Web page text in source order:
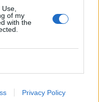
of my
with the
Privacy Policy
Dobříš sází na
Klasiku propojí
programem
Příbramsku přibylo.
Auto není trezor